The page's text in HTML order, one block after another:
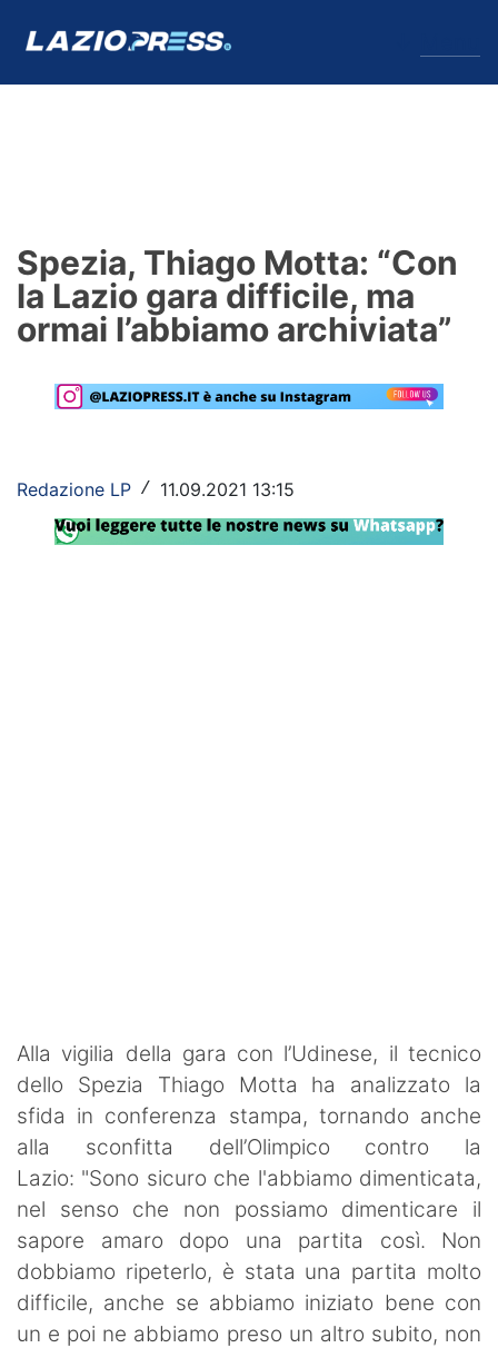
Formello
Infortuni
Primavera
Lazio Women
Rassegna Lazio
Contatti
Spezia, Thiago Motta: “Con
la Lazio gara difficile, ma
ormai l’abbiamo archiviata”
Redazione LP / 11.09.2021 13:15
Alla vigilia della gara con l’Udinese, il tecnico
dello Spezia Thiago Motta ha analizzato la
sfida in conferenza stampa, tornando anche
alla sconfitta dell’Olimpico contro la
Lazio: "Sono sicuro che l'abbiamo dimenticata,
nel senso che non possiamo dimenticare il
sapore amaro dopo una partita così. Non
dobbiamo ripeterlo, è stata una partita molto
difficile, anche se abbiamo iniziato bene con
un e poi ne abbiamo preso un altro subito, non